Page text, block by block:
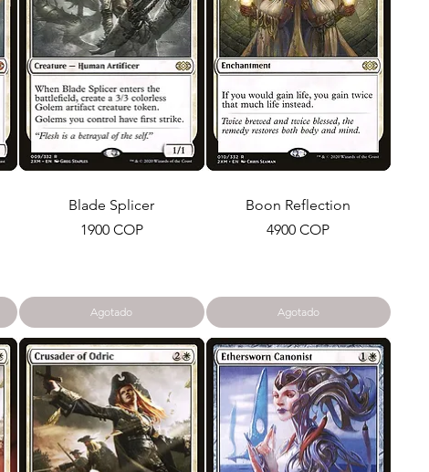
Blade Splicer
Precio
1900 COP
Agotado
Boon Reflection
Precio
4900 COP
Agotado